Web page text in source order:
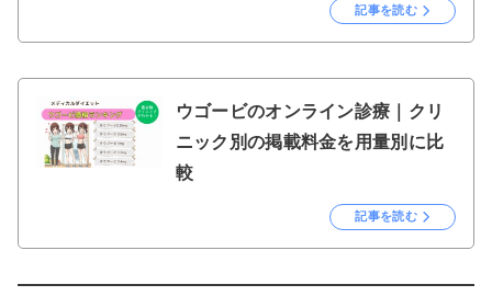
記事を読む
ウゴービのオンライン診療｜クリ
ニック別の掲載料金を用量別に比
較
記事を読む